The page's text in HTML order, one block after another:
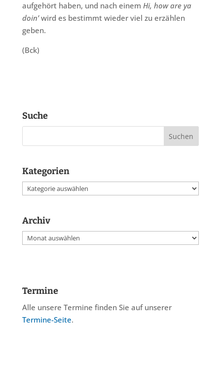
aufgehört haben, und nach einem Hi, how are ya
doin’wird es bestimmt wieder viel zu erzählen
geben.
(Bck)
Suche
Kategorien
Kategorien
Archiv
Archiv
Termine
Alle unsere Termine finden Sie auf unserer
Termine-Seite.